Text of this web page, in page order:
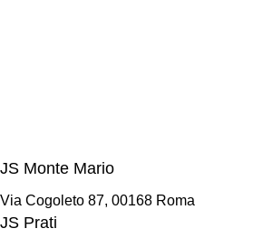
JS Monte Mario
Via Cogoleto 87, 00168 Roma
JS Prati